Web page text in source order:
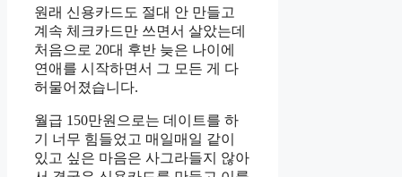
원래 신용카드도 절대 안 만들고
계속 체크카드만 쓰면서 살았는데
처음으로 20대 후반 늦은 나이에
연애를 시작하면서 그 모든 게 다
허물어졌습니다.
월급 150만원으로는 데이트를 하
기 너무 힘들었고 매일매일 같이
있고 싶은 마음은 사그라들지 않아